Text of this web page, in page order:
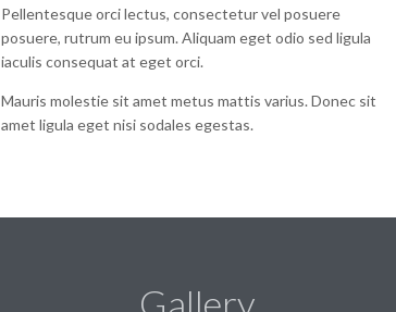
Pellentesque orci lectus, consectetur vel posuere
posuere, rutrum eu ipsum. Aliquam eget odio sed ligula
iaculis consequat at eget orci.
Mauris molestie sit amet metus mattis varius. Donec sit
amet ligula eget nisi sodales egestas.